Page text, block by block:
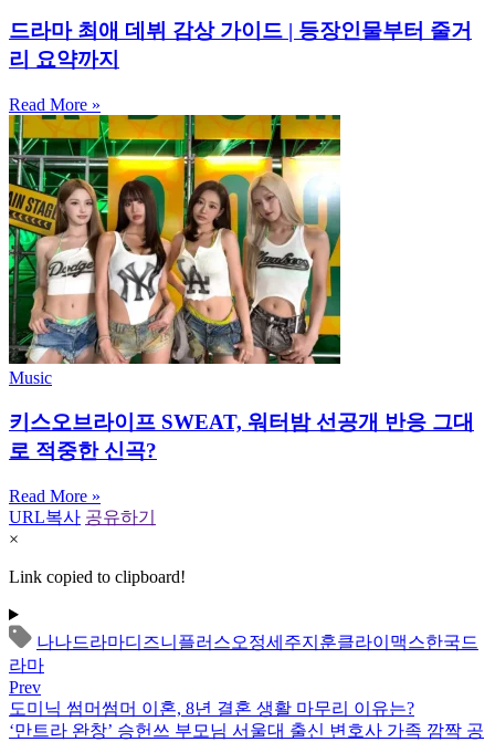
드라마 최애 데뷔 감상 가이드 | 등장인물부터 줄거
리 요약까지
Read More »
Music
키스오브라이프 SWEAT, 워터밤 선공개 반응 그대
로 적중한 신곡?
Read More »
URL복사 공유하기
×
Link copied to clipboard!
나나드라마디즈니플러스오정세 주지훈클라이맥스한국드
라마
Prev
도미닉 썸머썸머 이혼, 8년 결혼 생활 마무리 이유는?
‘만트라 완창’ 승헌쓰 부모님 서울대 출신 변호사 가족 깜짝 공